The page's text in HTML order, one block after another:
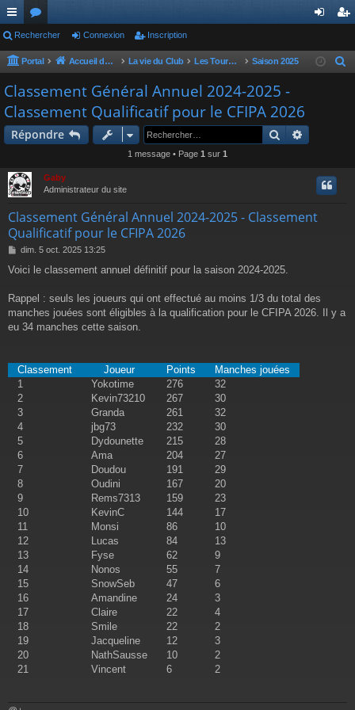
ac
co
ur
ci
or
u
s
ne cri
Rechercher Connexion Inscription
Portal Accueil du forum La vie du Club Les Tournois du Club Saison 2025
Classement Général Annuel 2024-2025 -
Classement Qualificatif pour le CFIPA 2026
Répondre Rechercher
1 message • Page 1 sur 1
Gaby
Administrateur du site
Classement Général Annuel 2024-2025 - Classement
Qualificatif pour le CFIPA 2026
M
s
a
dim. 5 oct. 2025 13:25
Voici le classement annuel définitif pour la saison 2024-2025.
Rappel : seuls les joueurs qui ont effectué au moins 1/3 du total des
manches jouées sont éligibles à la qualification pour le CFIPA 2026. Il y a
eu 34 manches cette saison.
Classement Joueur Points
Manches jouées
1
Yokotime 276
32
2
Kevin73210 267
30
3
Granda 261
32
4
jbg73 232
30
5
Dydounette 215
28
6
Ama 204
27
7
Doudou 191
29
8
Oudini 167
20
9
Rems7313 159
23
10
KevinC 144
17
11
Monsi 86
10
12
Lucas 84
13
13
Fyse 62
9
14
Nonos 55
7
15
SnowSeb 47
6
16
Amandine 24
3
17
Claire 22
4
18
Smile 22
2
19
Jacqueline 12
3
20
NathSausse 10
2
21
Vincent 6 2